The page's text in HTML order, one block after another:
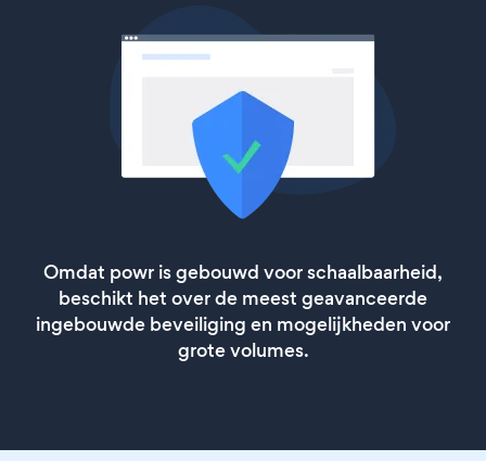
Omdat powr is gebouwd voor schaalbaarheid,
beschikt het over de meest geavanceerde
ingebouwde beveiliging en mogelijkheden voor
grote volumes.